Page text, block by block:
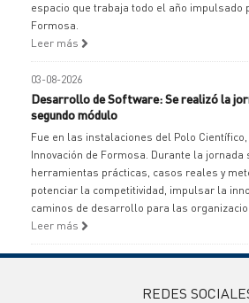
espacio que trabaja todo el año impulsado
Formosa.
Leer más
03-08-2026
Desarrollo de Software: Se realizó la
segundo módulo
Fue en las instalaciones del Polo Científico,
Innovación de Formosa. Durante la jornada
herramientas prácticas, casos reales y
potenciar la competitividad, impulsar la
caminos de desarrollo para las
Leer más
REDES